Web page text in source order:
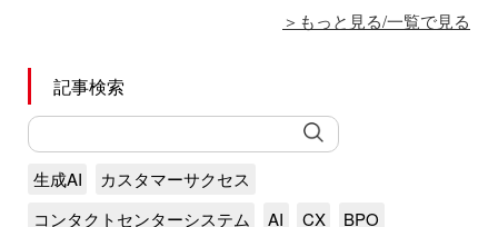
もっと見る/一覧で見る
記事検索
生成AI
カスタマーサクセス
コンタクトセンターシステム
AI CX
BPO